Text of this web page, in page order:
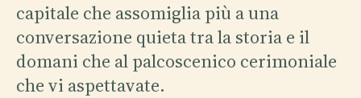
capitale che assomiglia più a una
conversazione quieta tra la storia e il
domani che al palcoscenico cerimoniale
che vi aspettavate.